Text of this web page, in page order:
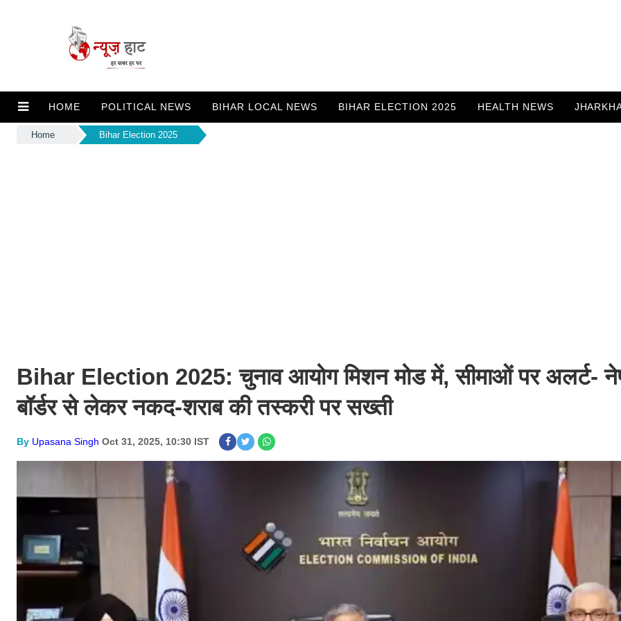
HOME POLITICAL NEWS BIHAR LOCAL NEWS BIHAR ELECTION 2025 HEALTH NEWS
Home Bihar Election 2025
Bihar Election 2025: चुनाव आयोग मिशन मोड में, सीमाओं पर अलर्ट-
बॉर्डर से लेकर नकद-शराब की तस्करी पर सख्ती
By Upasana Singh Oct 31, 2025, 10:30 IST